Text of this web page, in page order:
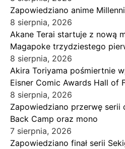
Zapowiedziano anime
8 sierpnia, 2026
Akane Terai startuje z nową
Magapoke trzydziestego
8 sierpnia, 2026
Akira Toriyama pośmiertnie
Eisner Comic Awards Hall of
8 sierpnia, 2026
Zapowiedziano przerwę serii
Back Camp oraz mono
7 sierpnia, 2026
Zapowiedziano finał serii